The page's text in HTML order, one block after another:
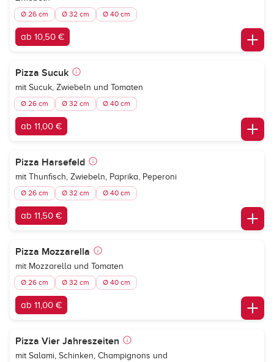
Ø 26 cm Ø 32 cm Ø 40 cm
ab 10,50 €
Pizza Sucuk
mit Sucuk, Zwiebeln und Tomaten
Ø 26 cm Ø 32 cm Ø 40 cm
ab 11,00 €
Pizza Harsefeld
mit Thunfisch, Zwiebeln, Paprika, Peperoni
Ø 26 cm Ø 32 cm Ø 40 cm
ab 11,50 €
Pizza Mozzarella
mit Mozzarella und Tomaten
Ø 26 cm Ø 32 cm Ø 40 cm
ab 11,00 €
Pizza Vier Jahreszeiten
mit Salami, Schinken, Champignons und